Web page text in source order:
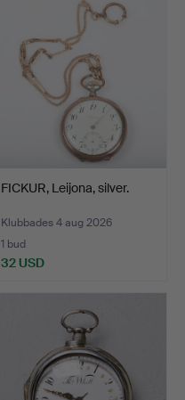
FICKUR, Leijona, silver.
Klubbades 4 aug 2026
1 bud
32 USD